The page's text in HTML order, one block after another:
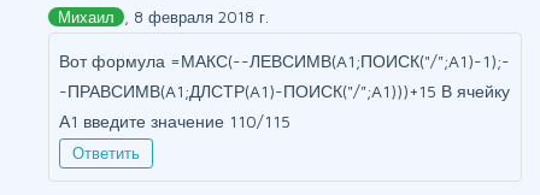
Михаил , 8 февраля 2018 г.
Вот формула =МАКС(--ЛЕВСИМВ(A1;ПОИСК("/";A1)-1);-
-ПРАВСИМВ(A1;ДЛСТР(A1)-ПОИСК("/";A1)))+15 В ячейку
А1 введите значение 110/115
Ответить